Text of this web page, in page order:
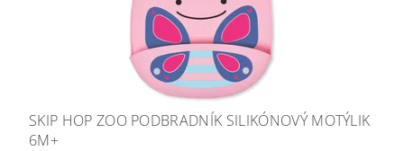
SKIP HOP ZOO PODBRADNÍK SILIKÓNOVÝ MOTÝLIK
6M+